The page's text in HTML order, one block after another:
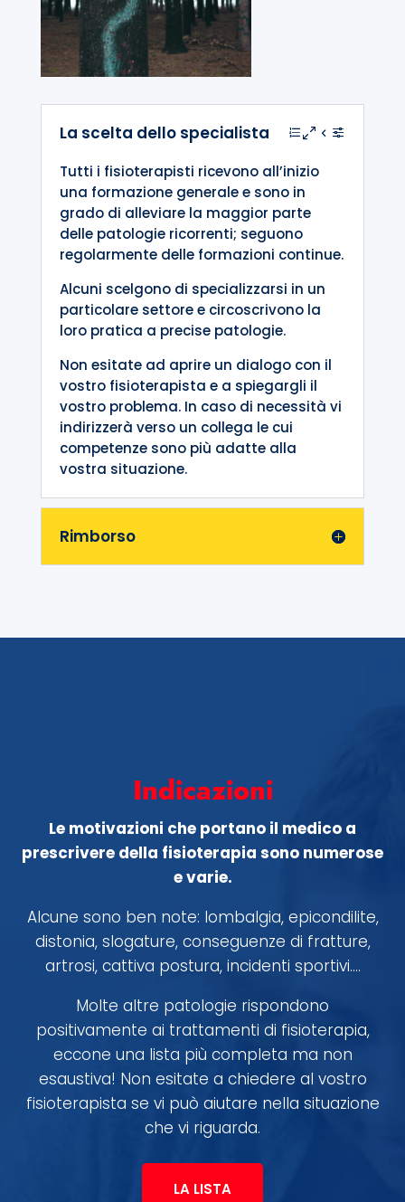
La scelta dello specialista
Tutti i fisioterapisti ricevono all’inizio
una formazione generale e sono in
grado di alleviare la maggior parte
delle patologie ricorrenti; seguono
regolarmente delle formazioni continue.
Alcuni scelgono di specializzarsi in un
particolare settore e circoscrivono la
loro pratica a precise patologie.
Non esitate ad aprire un dialogo con il
vostro fisioterapista e a spiegargli il
vostro problema. In caso di necessità vi
indirizzerà verso un collega le cui
competenze sono più adatte alla
vostra situazione.
Rimborso
Indicazioni
Le motivazioni che portano il medico a
prescrivere della fisioterapia sono numerose
e varie.
Alcune sono ben note: lombalgia, epicondilite,
distonia, slogature, conseguenze di fratture,
artrosi, cattiva postura, incidenti sportivi….
Molte altre patologie rispondono
positivamente ai trattamenti di fisioterapia,
eccone una lista più completa ma non
esaustiva! Non esitate a chiedere al vostro
fisioterapista se vi può aiutare nella situazione
che vi riguarda.
LA LISTA